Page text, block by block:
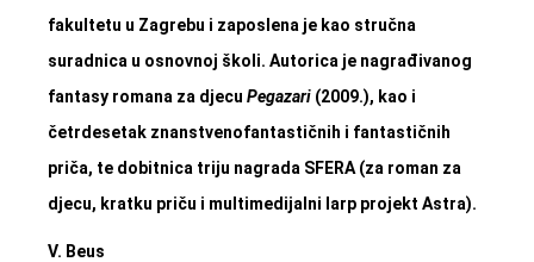
fakultetu u Zagrebu i zaposlena je kao stručna
suradnica u osnovnoj školi. Autorica je nagrađivanog
fantasy romana za djecu Pegazari (2009.), kao i
četrdesetak znanstvenofantastičnih i fantastičnih
priča, te dobitnica triju nagrada SFERA (za roman za
djecu, kratku priču i multimedijalni larp projekt Astra).
V. Beus